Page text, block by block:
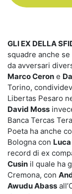
GLI EX DELLA
squadre anche
da avversari
Marco Ceron e
Torino,
Libertas Pesaro
David Moss
Banca Tercas
Poeta ha anche
Bologna con
record di ex
Cusin il quale ha
Cremona, con
Awudu Abass